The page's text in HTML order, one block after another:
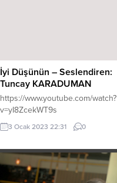
İyi Düşünün – Seslendiren:
Tuncay KARADUMAN
https://www.youtube.com/watch?
v=yI8ZcekWT9s
3 Ocak 2023 22:31 0